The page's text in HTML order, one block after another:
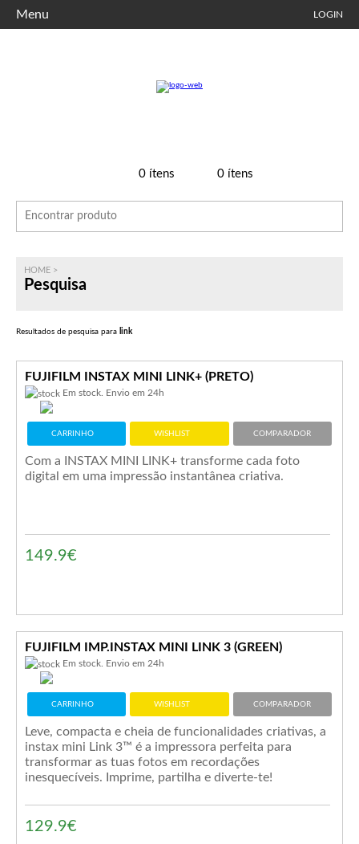
Menu LOGIN
0ítens 0ítens
HOME >
Pesquisa
Resultados de pesquisa para link
FUJIFILM INSTAX MINI LINK+ (PRETO)
Em stock. Envio em 24h
CARRINHO WISHLIST COMPARADOR
Com a INSTAX MINI LINK+ transforme cada foto
digital em uma impressão instantânea criativa.
149.9€
FUJIFILM IMP.INSTAX MINI LINK 3 (GREEN)
Em stock. Envio em 24h
CARRINHO WISHLIST COMPARADOR
Leve, compacta e cheia de funcionalidades criativas, a
instax mini Link 3™ é a impressora perfeita para
transformar as tuas fotos em recordações
inesquecíveis. Imprime, partilha e diverte-te!
129.9€